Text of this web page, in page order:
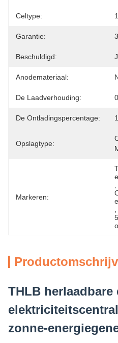
Celtype:
Garantie:
Beschuldigd:
Anodemateriaal:
De Laadverhouding:
De Ontladingspercentage:
Opslagtype:
Markeren:
THLB herlaadbare
zonne-